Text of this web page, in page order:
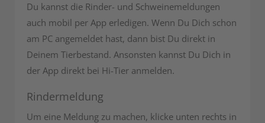
Du kannst die Rinder- und Schweinemeldungen
auch mobil per App erledigen. Wenn Du Dich schon
am PC angemeldet hast, dann bist Du direkt in
Deinem Tierbestand. Ansonsten kannst Du Dich in
der App direkt bei Hi-Tier anmelden.
Rindermeldung
Um eine Meldung zu machen, klicke unten rechts in